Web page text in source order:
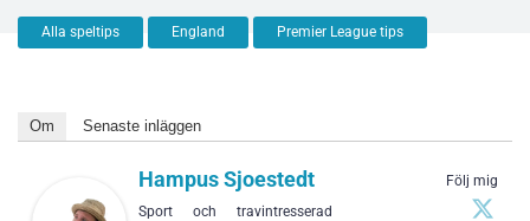
Alla speltips England Premier League tips
Om Senaste inläggen
Följ mig
Hampus Sjoestedt
Sport och travintresserad